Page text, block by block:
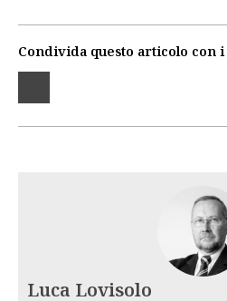
Condivida questo articolo con
Luca Lovisolo